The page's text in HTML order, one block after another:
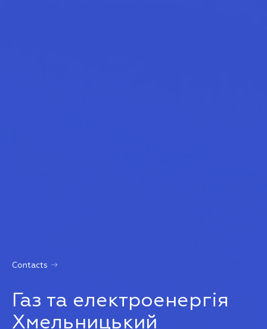
Contacts
Газ та електроенергія
Хмельницький